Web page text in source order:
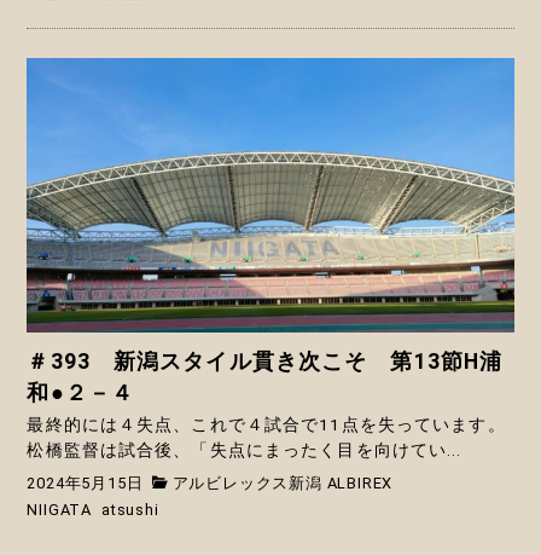
＃393 新潟スタイル貫き次こそ 第13節H浦
和●２－４
最終的には４失点、これで４試合で11点を失っています。
松橋監督は試合後、「失点にまったく目を向けてい...
2024年5月15日
アルビレックス新潟 ALBIREX
NIIGATA
atsushi